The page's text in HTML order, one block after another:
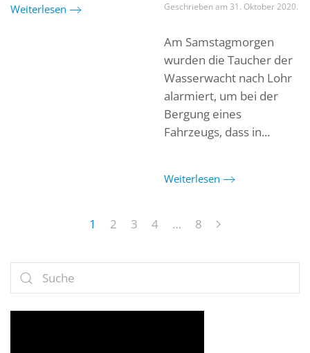
Weiterlesen Geschrieben am 31. Oktober 2020.
Am Samstagmorgen
wurden die Taucher der
Wasserwacht nach Lohr
alarmiert, um bei der
Bergung eines
Fahrzeugs, dass in...
Weiterlesen
1 2 3 4 … 8